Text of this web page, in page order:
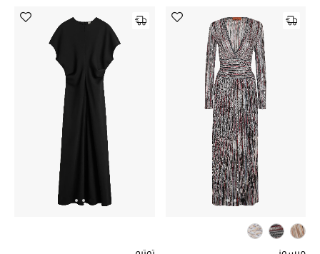
العودة إلى المدرسة
تسوقوا التشكيلة
مستلزمات المنزل
عرض جميع المنتجات